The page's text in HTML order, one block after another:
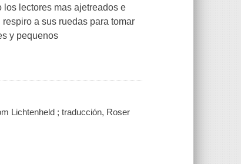
lectores mas ajetreados e
a sus ruedas para tomar
y pequenos
Lichtenheld ; traducción, Roser